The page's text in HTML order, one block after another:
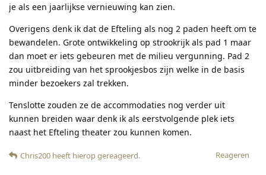
je als een jaarlijkse vernieuwing kan zien.
Overigens denk ik dat de Efteling als nog 2 paden heeft om te
bewandelen. Grote ontwikkeling op strookrijk als pad 1 maar
dan moet er iets gebeuren met de milieu vergunning. Pad 2
zou uitbreiding van het sprookjesbos zijn welke in de basis
minder bezoekers zal trekken.
Tenslotte zouden ze de accommodaties nog verder uit
kunnen breiden waar denk ik als eerstvolgende plek iets
naast het Efteling theater zou kunnen komen.
Reageren
Chris200 heeft hierop gereageerd.